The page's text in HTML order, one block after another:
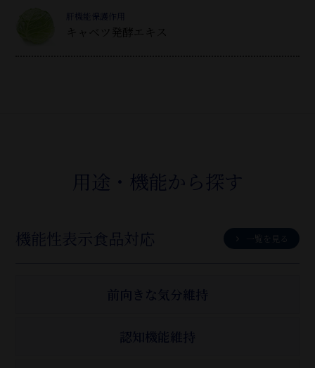
肝機能保護作用
キャベツ発酵エキス
用途・機能から探す
機能性表示食品対応 一覧を見る
前向きな気分維持
認知機能維持